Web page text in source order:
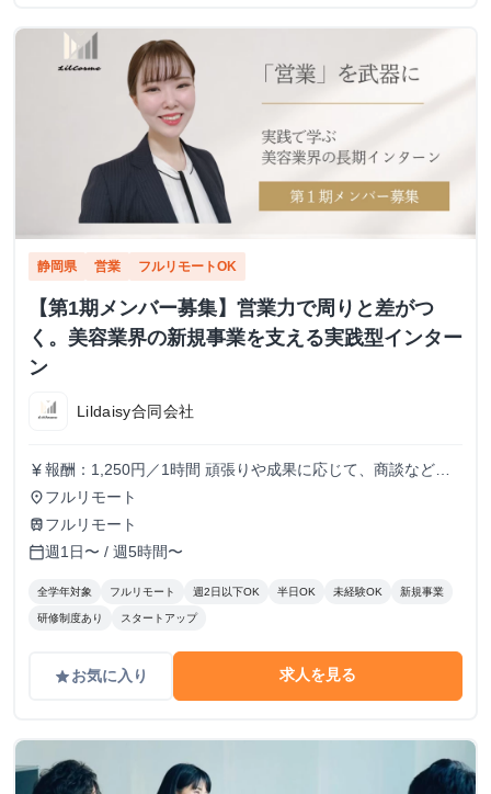
静岡県 営業 フルリモートOK
【第1期メンバー募集】営業力で周りと差がつ
く。美容業界の新規事業を支える実践型インター
ン
Lildaisy合同会社
currency_yen 報酬：1,250円／1時間 頑張りや成果に応じて、商談などよ
り裁量のある業務にもチャレンジできます。 しっかりとし
た評価体制を設け、時給アップも随時検討していきます！
place フルリモート
train フルリモート
calendar_today週1日〜 / 週5時間〜
全学年対象 フルリモート 週2日以下OK 半日OK 未経験OK 新規事業
研修制度あり スタートアップ
gradeお気に入り 求人を見る